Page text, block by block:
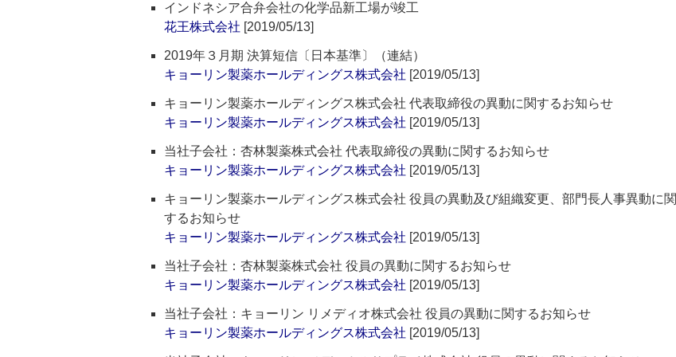
インドネシア合弁会社の化学品新工場が竣工
花王株式会社 [2019/05/13]
2019年３月期 決算短信〔日本基準〕（連結）
キョーリン製薬ホールディングス株式会社 [2019/05/13]
キョーリン製薬ホールディングス株式会社 代表取締役の異動に関するお知らせ
キョーリン製薬ホールディングス株式会社 [2019/05/13]
当社子会社：杏林製薬株式会社 代表取締役の異動に関するお知らせ
キョーリン製薬ホールディングス株式会社 [2019/05/13]
キョーリン製薬ホールディングス株式会社 役員の異動及び組織変更、部門長人事異動に関
するお知らせ
キョーリン製薬ホールディングス株式会社 [2019/05/13]
当社子会社：杏林製薬株式会社 役員の異動に関するお知らせ
キョーリン製薬ホールディングス株式会社 [2019/05/13]
当社子会社：キョーリン リメディオ株式会社 役員の異動に関するお知らせ
キョーリン製薬ホールディングス株式会社 [2019/05/13]